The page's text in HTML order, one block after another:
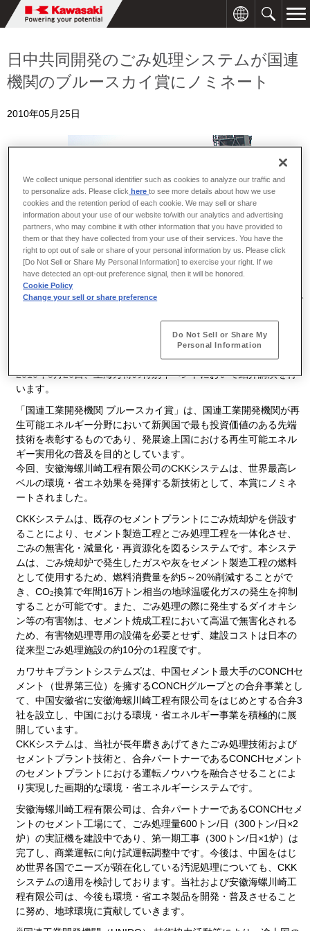
日中共同開発のごみ処理システムが国連
機関のブルースカイ賞にノミネート
2010年05月25日
川崎重工グループのカワサキプラントシステムズの中国CONCHグ
ステム（CONCH Kawasaki KILN SYSYTEM）の高い環境性能・
省エネ効果が評価され、「国連工業開発機関（UNIDO※） ブルー
スカイ賞」にノミネートされました。本賞ノミネートに伴い、
2010年5月26日、上海万博の特別イベントにおいて紹介講演を行
います。
「国連工業開発機関 ブルースカイ賞」は、国連工業開発機関が再
生可能エネルギー分野において新興国で最も投資価値のある先端
技術を表彰するものであり、発展途上国における再生可能エネル
ギー実用化の普及を目的としています。
今回、安徽海螺川崎工程有限公司のCKKシステムは、世界最高レ
ベルの環境・省エネ効果を発揮する新技術として、本賞にノミネ
ートされました。
CKKシステムは、既存のセメントプラントにごみ焼却炉を併設す
ることにより、セメント製造工程とごみ処理工程を一体化させ、
ごみの無害化・減量化・再資源化を図るシステムです。本システ
ムは、ごみ焼却炉で発生したガスや灰をセメント製造工程の燃料
として使用するため、燃料消費量を約5～20%削減することがで
き、CO2換算で年間16万トン相当の地球温暖化ガスの発生を抑制
することが可能です。また、ごみ処理の際に発生するダイオキシ
ン等の有害物は、セメント焼成工程において高温で無害化される
ため、有害物処理専用の設備を必要とせず、建設コストは日本の
従来型ごみ処理施設の約10分の1程度です。
カワサキプラントシステムズは、中国セメント最大手のCONCHセ
メント（世界第三位）を擁するCONCHグループとの合弁事業とし
て、中国安徽省に安徽海螺川崎工程有限公司をはじめとする合弁3
社を設立し、中国における環境・省エネルギー事業を積極的に展
開しています。
CKKシステムは、当社が長年磨きあげてきたごみ処理技術および
セメントプラント技術と、合弁パートナーであるCONCHセメント
のセメントプラントにおける運転ノウハウを融合させることによ
り実現した画期的な環境・省エネルギーシステムです。
安徽海螺川崎工程有限公司は、合弁パートナーであるCONCHセメ
ントのセメント工場にて、ごみ処理量600トン/日（300トン/日×2
炉）の実証機を建設中であり、第一期工事（300トン/日×1炉）は
完了し、商業運転に向け試運転調整中です。今後は、中国をはじ
め世界各国でニーズが顕在化している汚泥処理についても、CKK
システムの適用を検討しております。当社および安徽海螺川崎工
程有限公司は、今後も環境・省エネ製品を開発・普及させること
に努め、地球環境に貢献していきます。
We collect unique personal identifier such as cookies to analyze our traffic and
to personalize ads. Please click hereto see more details about how we use
cookies and the retention period of each cookie. We may sell or share
information about your use of our website to/with our analytics and advertising
partners, who may combine it with other information that you have provided to
them or that they have collected from your use of their services. You have the
right to opt out of sale or share of your personal information by us. Please click
[Do Not Sell or Share My Personal Information] to exercise your right. If we
have detected an opt-out preference signal, then it will be honored.
Cookie Policy
Change your sell or share preference
Do Not Sell or Share My
Personal Information